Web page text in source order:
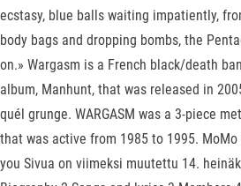
ecstasy, blue balls waiting impatiently,
body bags and dropping bombs, the
on.» Wargasm is a French black/death
album, Manhunt, that was released in
quél grunge. WARGASM was a 3-piece
that was active from 1985 to 1995.
you Sivua on viimeksi muutettu 14.